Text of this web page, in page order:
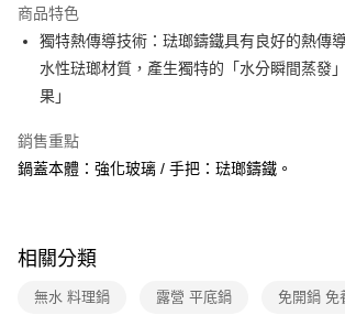
臺灣中小企業銀行
匯豐（台灣）商業銀行
華泰商業銀行
聯邦商業銀行
遠東國際商業
元大商業銀行
台新國際商業銀行
台灣樂天信用卡公司
上海商業儲蓄銀行
國泰世華商業銀行
兆豐國際商
匯豐（台灣）商業銀行
華泰商業銀行
聯邦商業銀行
玉山商業銀行
台新國際商業銀行
中國信託商業
LINE Pay
Apple Pay
街口支付
Google Pay
ATM付款
宅配
每筆NT$100，滿NT$999(含以上)免運費
商品特色
獨特熱傳導技術：琺瑯鑄鐵具有良好的熱傳
水性琺瑯材質，產生獨特的「水分瞬間蒸發
果」
銷售重點
鍋蓋本體：強化玻璃 / 手把：琺瑯鑄鐵。
相關分類
無水 料理鍋 露營 平底鍋 免開鍋 免